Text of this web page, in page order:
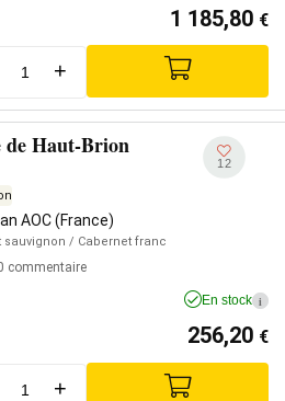
1 185,80 €
+
de Haut-Brion
AOC (France)
sauvignon / Cabernet franc
commentaire
12
En stock i
256,20 €
+